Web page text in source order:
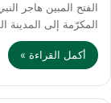
الفتح المبين هاجر
المكرّمة إلى المدينة
أكمل القراءة »